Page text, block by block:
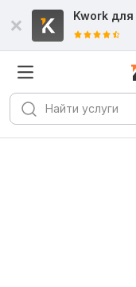
Kwork для